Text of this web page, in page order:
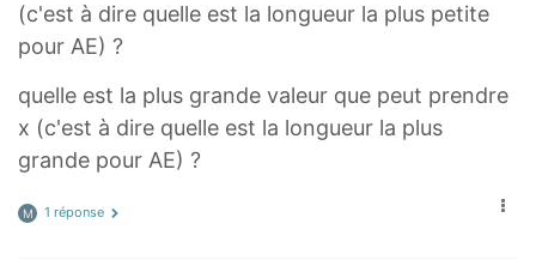
(c'est à dire quelle est la longueur la plus petite
pour AE) ?
quelle est la plus grande valeur que peut prendre
x (c'est à dire quelle est la longueur la plus
grande pour AE) ?
M 1 réponse